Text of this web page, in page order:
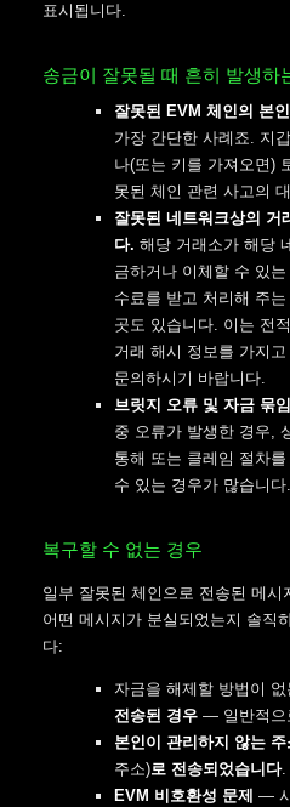
표시됩니다.
송금이 잘못될 때 흔히 발생하
잘못된 EVM 체인의 본
가장 간단한 사례죠. 지
나(또는 키를 가져오면)
못된 체인 관련 사고의
잘못된 네트워크상의 거
다. 해당 거래소가 해당
금하거나 이체할 수 있
수료를 받고 처리해 주
곳도 있습니다. 이는 전
거래 해시 정보를 가지
문의하시기 바랍니다.
브릿지 오류 및 자금 묶
중 오류가 발생한 경우,
통해 또는 클레임 절차
수 있는 경우가 많습니다.
복구할 수 없는 경우
일부 잘못된 체인으로 전송된 메시
어떤 메시지가 분실되었는지 솔직
다:
자금을 해제할 방법이 없
전송된 경우— 일반적으
본인이 관리하지 않는 주
주소)로 전송되었습니다.
EVM 비호환성 문제 —